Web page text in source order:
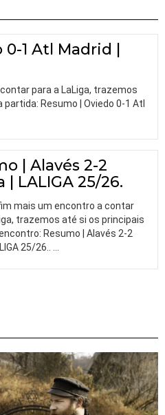
1 Atl Madrid |
para a LaLiga, trazemos
Resumo | Oviedo 0-1 Atl
| Alavés 2-2
| LALIGA 25/26.
mais um encontro a contar
trazemos até si os principais
Resumo | Alavés 2-2
25/26..